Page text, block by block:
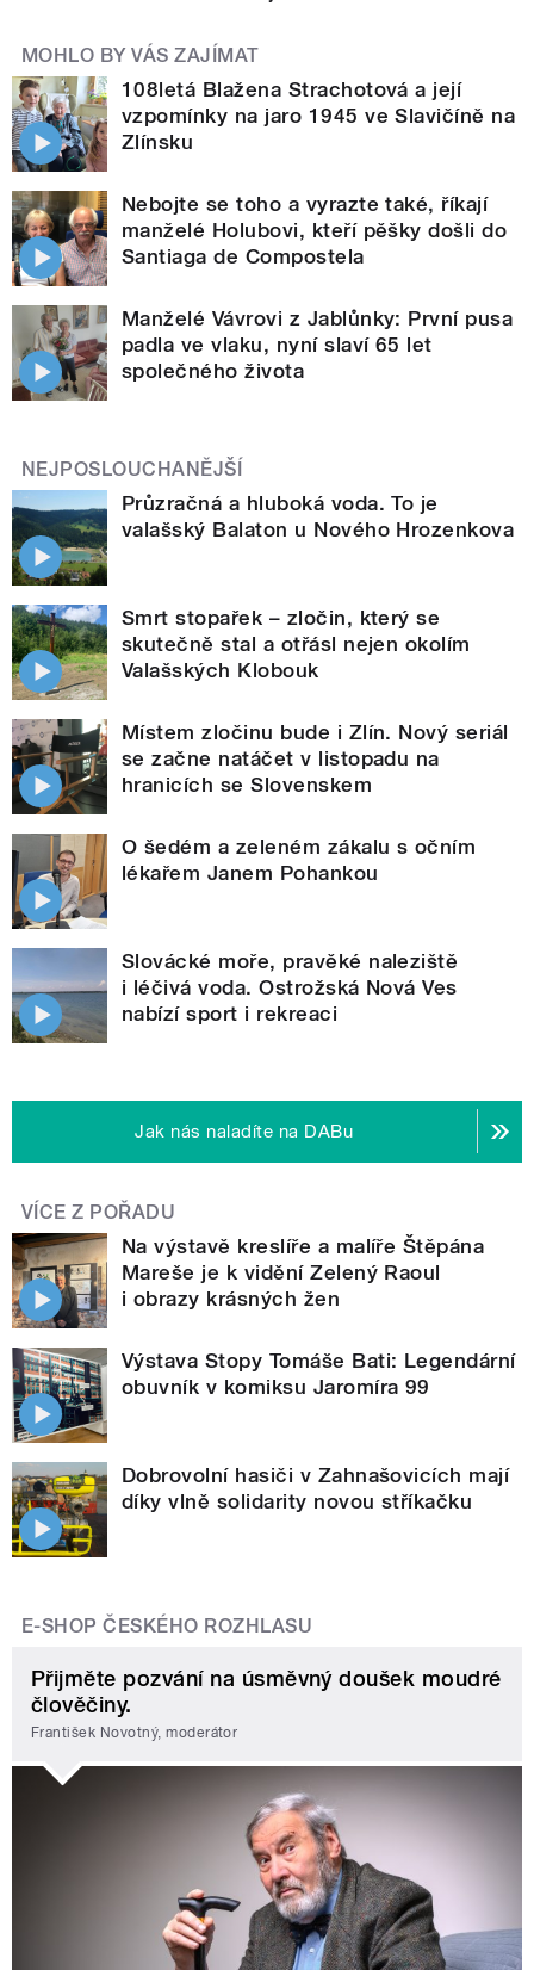
MOHLO BY VÁS ZAJÍMAT
108letá Blažena Strachotová a její
vzpomínky na jaro 1945 ve Slavičíně na
Zlínsku
Nebojte se toho a vyrazte také, říkají
manželé Holubovi, kteří pěšky došli do
Santiaga de Compostela
Manželé Vávrovi z Jablůnky: První pusa
padla ve vlaku, nyní slaví 65 let
společného života
NEJPOSLOUCHANĚJŠÍ
Průzračná a hluboká voda. To je
valašský Balaton u Nového Hrozenkova
Smrt stopařek – zločin, který se
skutečně stal a otřásl nejen okolím
Valašských Klobouk
Místem zločinu bude i Zlín. Nový seriál
se začne natáčet v listopadu na
hranicích se Slovenskem
O šedém a zeleném zákalu s očním
lékařem Janem Pohankou
Slovácké moře, pravěké naleziště
i léčivá voda. Ostrožská Nová Ves
nabízí sport i rekreaci
Jak nás naladíte na DABu
VÍCE Z POŘADU
Na výstavě kreslíře a malíře Štěpána
Mareše je k vidění Zelený Raoul
i obrazy krásných žen
Výstava Stopy Tomáše Bati: Legendární
obuvník v komiksu Jaromíra 99
Dobrovolní hasiči v Zahnašovicích mají
díky vlně solidarity novou stříkačku
E-SHOP ČESKÉHO ROZHLASU
Přijměte pozvání na úsměvný doušek moudré
člověčiny.
František Novotný, moderátor